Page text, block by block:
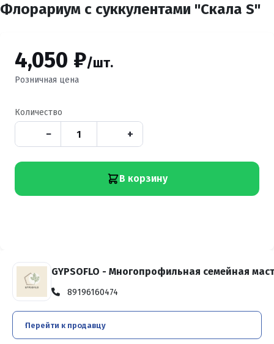
Флорариум с суккулентами "Скала S"
4,050 ₽/шт.
Розничная цена
Количество
− +
В корзину
GYPSOFLO - Многопрофильная семейная
89196160474
Перейти к продавцу